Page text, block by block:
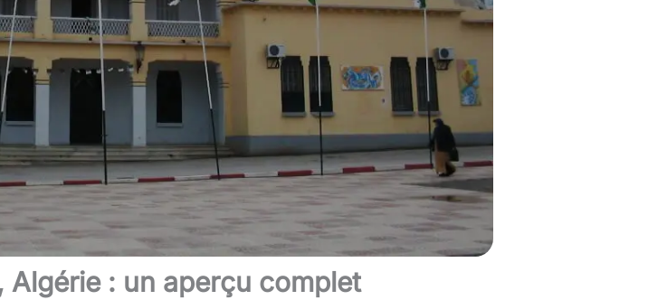
Algérie : un aperçu complet